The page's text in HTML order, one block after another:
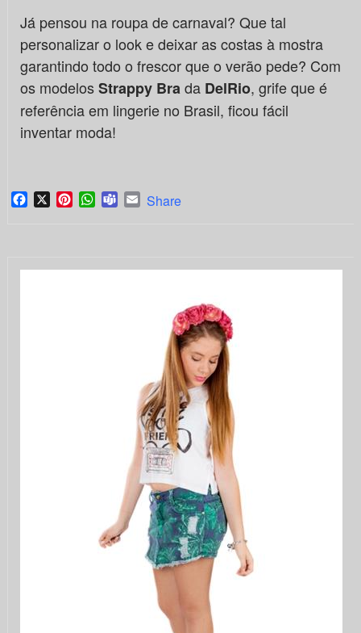
Já pensou na roupa de carnaval? Que tal
personalizar o look e deixar as costas à mostra
garantindo todo o frescor que o verão pede? Com
os modelosStrappy Brada DelRio, grife que é
referência em lingerie no Brasil, ficou fácil
inventar moda!
Facebook
X PinterestWhatsApp
TeamsEmail
Share